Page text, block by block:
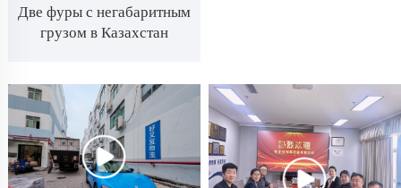
Две фуры с негабаритным
грузом в Казахстан